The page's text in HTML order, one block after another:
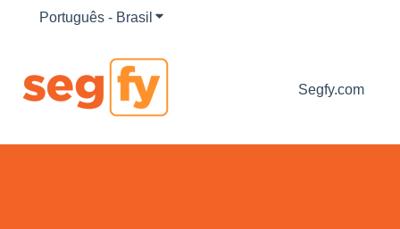
Português - Brasil Mostrar submenu para traduções
Segfy.com